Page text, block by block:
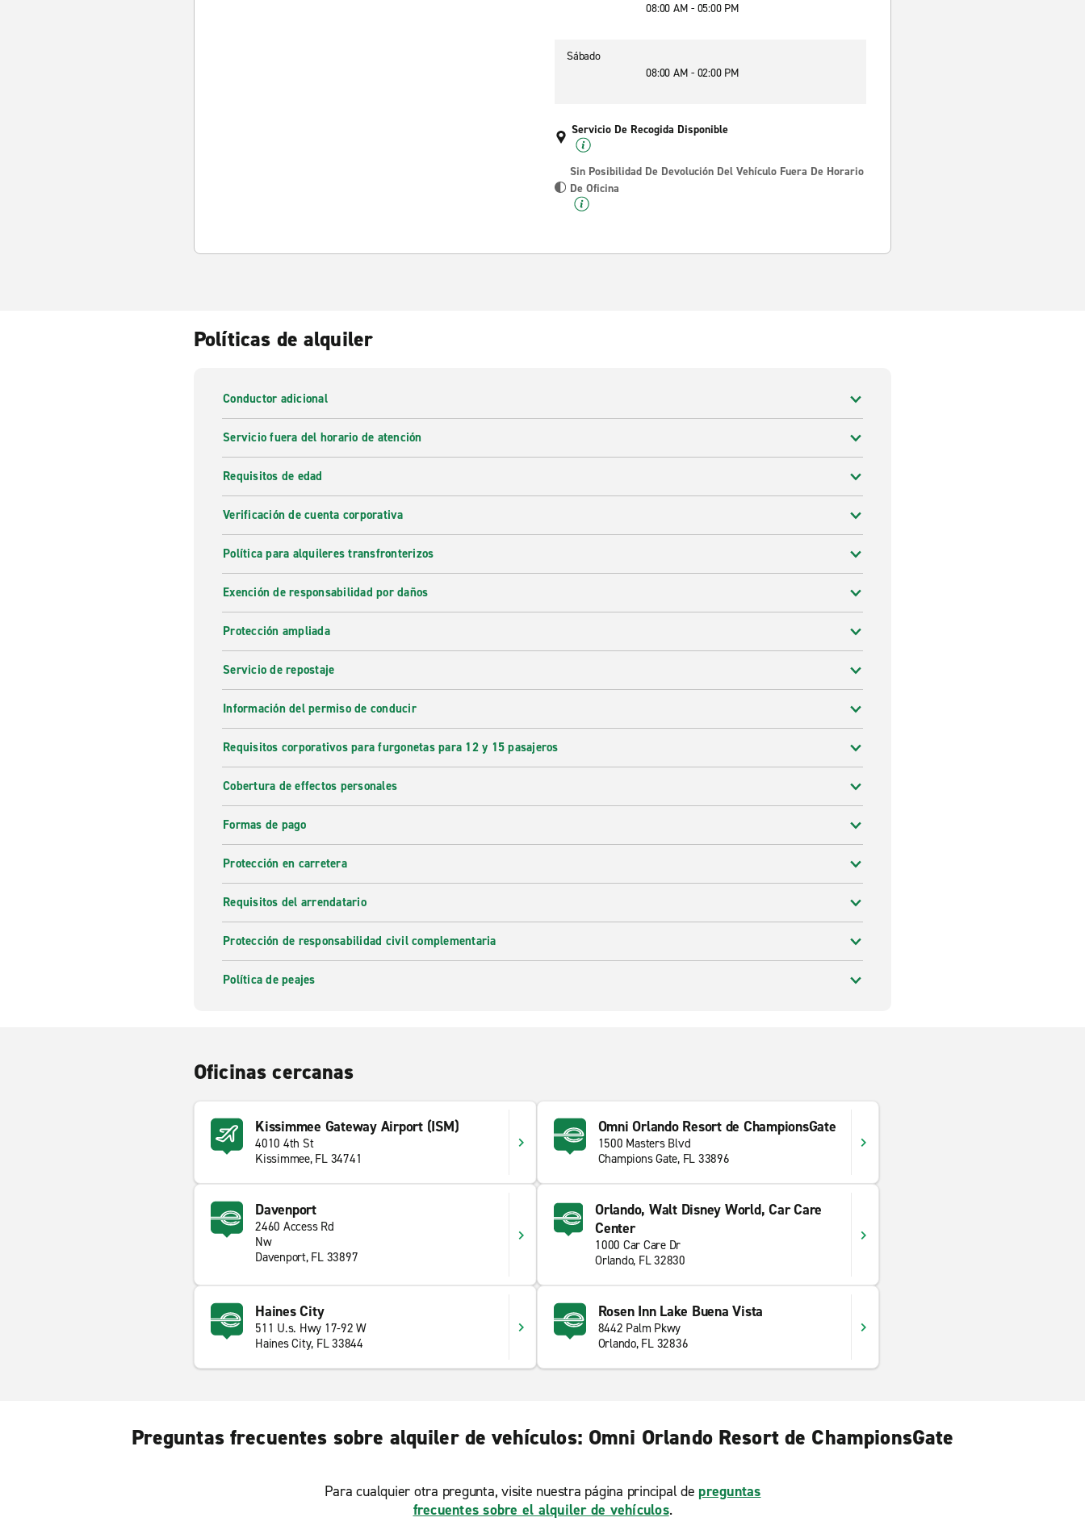
08:00 AM - 05:00 PM
Sábado
08:00 AM - 02:00 PM
Servicio De Recogida Disponible
Sin Posibilidad De Devolución Del Vehículo Fuera De Horario
De Oficina
Políticas de alquiler
Conductor adicional
Servicio fuera del horario de atención
Requisitos de edad
Verificación de cuenta corporativa
Política para alquileres transfronterizos
Exención de responsabilidad por daños
Protección ampliada
Servicio de repostaje
Información del permiso de conducir
Requisitos corporativos para furgonetas para 12 y 15 pasajeros
Cobertura de effectos personales
Formas de pago
Protección en carretera
Requisitos del arrendatario
Protección de responsabilidad civil complementaria
Política de peajes
Oficinas cercanas
Kissimmee Gateway Airport (ISM)
4010 4th St
Kissimmee, FL 34741
Omni Orlando Resort de ChampionsGate
1500 Masters Blvd
Champions Gate, FL 33896
Davenport
2460 Access Rd
Nw
Davenport, FL 33897
Orlando, Walt Disney World, Car Care
Center
1000 Car Care Dr
Orlando, FL 32830
Haines City
511 U.s. Hwy 17-92 W
Haines City, FL 33844
Rosen Inn Lake Buena Vista
8442 Palm Pkwy
Orlando, FL 32836
Preguntas frecuentes sobre alquiler de vehículos: Omni Orlando Resort de ChampionsGate
Para cualquier otra pregunta, visite nuestra página principal de preguntas
frecuentes sobre el alquiler de vehículos.